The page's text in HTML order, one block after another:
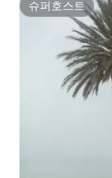
슈퍼호스트
슈퍼호스트